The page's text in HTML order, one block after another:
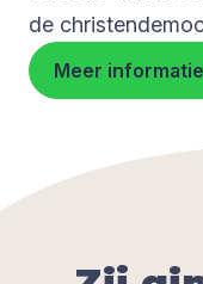
de
Meer informatie